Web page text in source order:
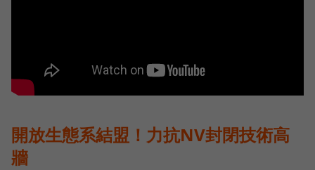
開放生態系結盟！力抗NV封閉技術高
牆